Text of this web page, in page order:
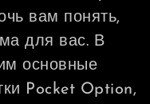
вам понять,
для вас. В
основные
Pocket Option,